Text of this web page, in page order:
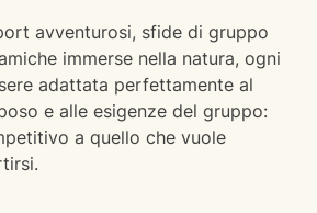
avventurosi, sfide di gruppo
immerse nella natura, ogni
adattata perfettamente al
e alle esigenze del gruppo:
a quello che vuole